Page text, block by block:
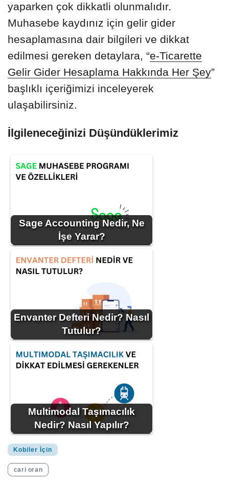
yaparken çok dikkatli olunmalıdır.
Muhasebe kaydınız için gelir gider
hesaplamasına dair bilgileri ve dikkat
edilmesi gereken detaylara, “e-Ticarette
Gelir Gider Hesaplama Hakkında Her Şey”
başlıklı içeriğimizi inceleyerek
ulaşabilirsiniz.
İlgileneceğinizi Düşündüklerimiz
Sage Accounting Nedir, Ne
İşe Yarar?
Envanter Defteri Nedir? Nasıl
Tutulur?
Multimodal Taşımacılık
Nedir? Nasıl Yapılır?
Kobiler İçin
cari oran